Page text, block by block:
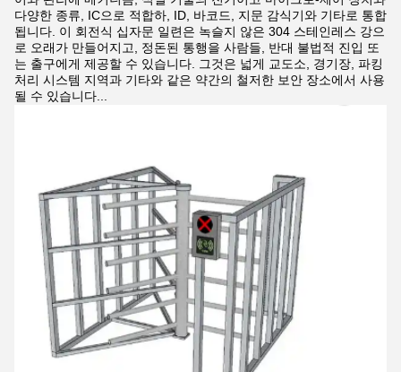
다양한 종류, IC으로 적합하, ID, 바코드, 지문 감식기와 기타로 통합
됩니다. 이 회전식 십자문 일련은 녹슬지 않은 304 스테인레스 강으
로 오래가 만들어지고, 정돈된 통행을 사람들, 반대 불법적 진입 또
는 출구에게 제공할 수 있습니다. 그것은 넓게 교도소, 경기장, 파킹
처리 시스템 지역과 기타와 같은 약간의 철저한 보안 장소에서 사용
될 수 있습니다...